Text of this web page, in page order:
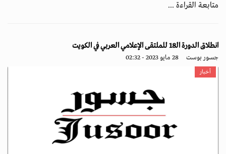
متابعة القراءة ...
انطلاق الدورة الـ18 للملتقى الإعلامي العربي في الكويت
جسور بوست 28 مايو 2023 - 02:32
أخبار